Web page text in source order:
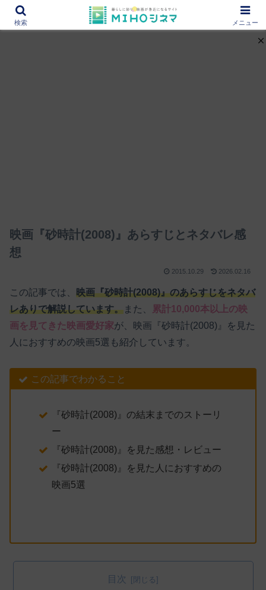
12000作品を紹介！あなたの映画図書館『MIHOシネマ』
映画『砂時計(2008)』あらすじとネタバレ感
想
2015.10.29 2026.02.16
この記事では、 映画『砂時計(2008)』のあらすじをネタバ
レありで解説しています。 また、
累計10,000本以上の映
画を見てきた映画愛好家が、映画『砂時計(2008)』を見た
人におすすめの映画5選も紹介しています。
この記事でわかること
『砂時計(2008)』の結末までのストーリ
ー
『砂時計(2008)』を見た感想・レビュー
『砂時計(2008)』を見た人におすすめの
映画5選
目次
検索 メニュー